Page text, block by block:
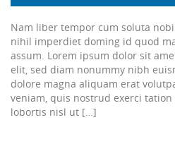
Nam liber tempor cum soluta
nihil imperdiet doming id quod
assum. Lorem ipsum dolor sit
elit, sed diam nonummy nibh
dolore magna aliquam erat
veniam, quis nostrud exerci
lobortis nisl ut […]